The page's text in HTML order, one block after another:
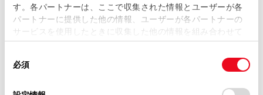
す。各パートナーは、ここで収集された情報とユーザーが各
パートナーに提供した他の情報、ユーザーが各パートナーの
サービスを使用したときに収集した他の情報を組み合わせて
使用することがあります。当ウェブサイトの使用を続行する
デバイスにすべてのCookie(クッキー)が保存されることに同
必須